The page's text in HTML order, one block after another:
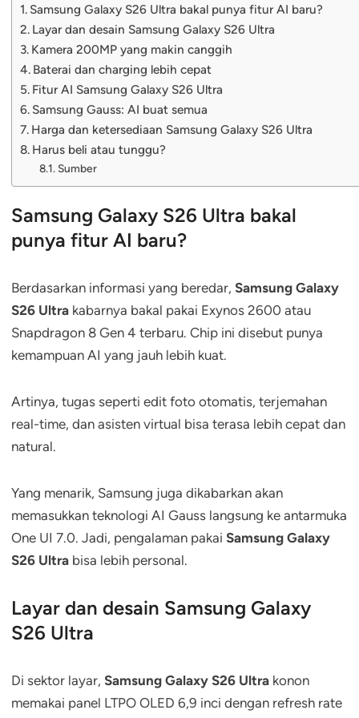
Samsung Galaxy S26 Ultra bakal punya fitur AI baru?
Layar dan desain Samsung Galaxy S26 Ultra
Kamera 200MP yang makin canggih
Baterai dan charging lebih cepat
Fitur AI Samsung Galaxy S26 Ultra
Samsung Gauss: AI buat semua
Harga dan ketersediaan Samsung Galaxy S26 Ultra
Harus beli atau tunggu?
Sumber
Samsung Galaxy S26 Ultra bakal
punya fitur AI baru?
Berdasarkan informasi yang beredar, Samsung Galaxy
S26 Ultra kabarnya bakal pakai Exynos 2600 atau
Snapdragon 8 Gen 4 terbaru. Chip ini disebut punya
kemampuan AI yang jauh lebih kuat.
Artinya, tugas seperti edit foto otomatis, terjemahan
real-time, dan asisten virtual bisa terasa lebih cepat dan
natural.
Yang menarik, Samsung juga dikabarkan akan
memasukkan teknologi AI Gauss langsung ke antarmuka
One UI 7.0. Jadi, pengalaman pakai Samsung Galaxy
S26 Ultra bisa lebih personal.
Layar dan desain Samsung Galaxy
S26 Ultra
Di sektor layar, Samsung Galaxy S26 Ultra konon
memakai panel LTPO OLED 6,9 inci dengan refresh rate